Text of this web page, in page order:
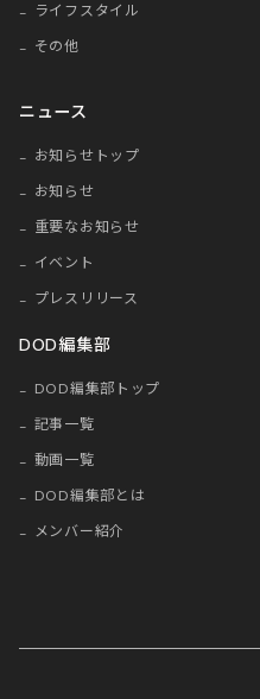
ライフスタイル
その他
ニュース
お知らせトップ
お知らせ
重要なお知らせ
イベント
プレスリリース
DOD編集部
DOD編集部トップ
記事一覧
動画一覧
DOD編集部とは
メンバー紹介